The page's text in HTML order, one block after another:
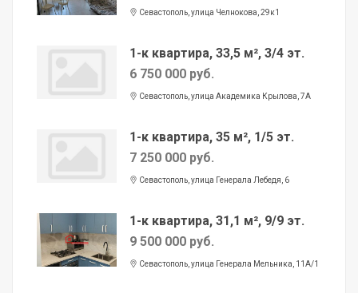
Севастополь, улица Челнокова, 29к1
1-к квартира, 33,5 м², 3/4 эт.
6 750 000 руб.
Севастополь, улица Академика Крылова, 7А
1-к квартира, 35 м², 1/5 эт.
7 250 000 руб.
Севастополь, улица Генерала Лебедя, 6
1-к квартира, 31,1 м², 9/9 эт.
9 500 000 руб.
Севастополь, улица Генерала Мельника, 11А/1